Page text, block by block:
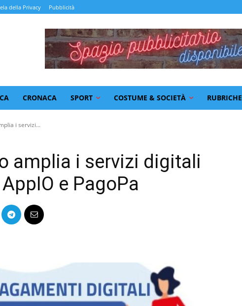
della Privacy Pubblicità
CRONACA SPORT COSTUME & SOCIETÀ RUBRICHE
i servizi...
amplia i servizi digitali
e PagoPa